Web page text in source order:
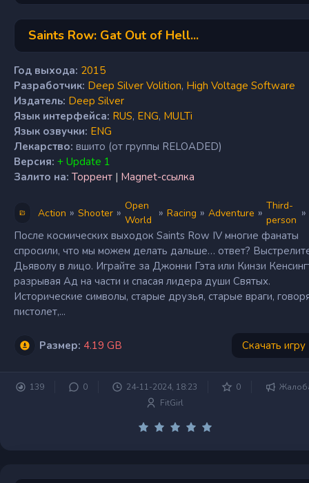
Saints Row: Gat Out of Hell...
Год выхода: 2015
Разработчик: Deep Silver Volition, High Voltage Software
Издатель: Deep Silver
Язык интерфейса: RUS, ENG, MULTi
Язык озвучки: ENG
Лекарство: вшито (от группы RELOADED)
Версия: + Update 1
Залито на: Торрент | Magnet-ссылка
Action » Shooter »
Open
World
» Racing » Adventure »
Third-
person
»
После космических выходок Saints Row IV многие фанаты
спросили, что мы можем делать дальше… ответ?
Дьяволу в лицо. Играйте за Джонни Гэта или Кинзи
разрывая Ад на части и спасая лидера души Святых.
Исторические символы, старые друзья, старые враги,
пистолет,...
Размер: 4.19 GB Скачать игру
139 0 24-11-2024, 18:23 0
FitGirl